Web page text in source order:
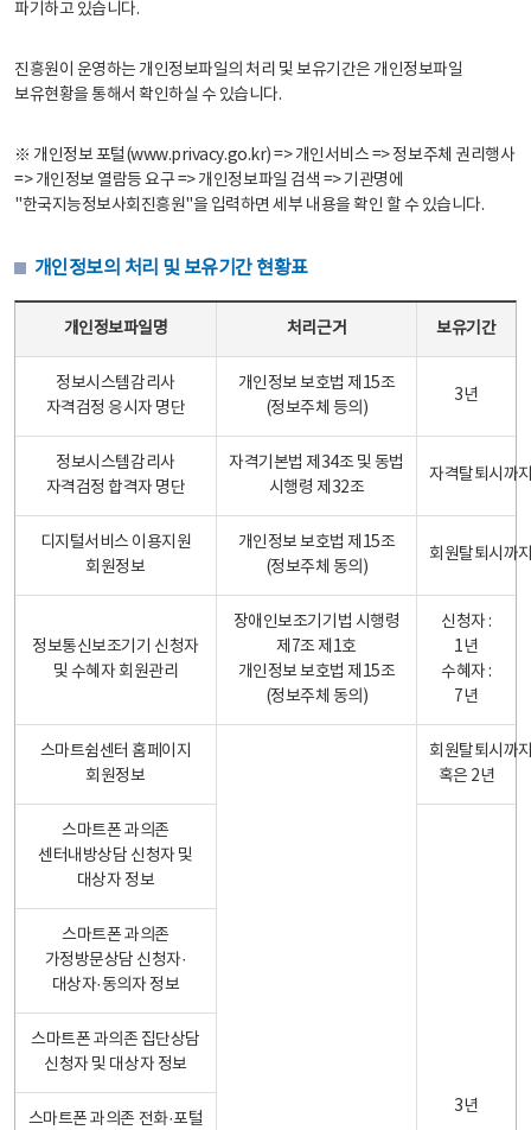
파기하고 있습니다.
진흥원이 운영하는 개인정보파일의 처리 및 보유기간은 개인정보파일
보유현황을 통해서 확인하실 수 있습니다.
※ 개인정보 포털(www.privacy.go.kr) => 개인서비스 => 정보주체 권리행사
=> 개인정보 열람등 요구 => 개인정보파일 검색 => 기관명에
"한국지능정보사회진흥원"을 입력하면 세부 내용을 확인 할 수 있습니다.
개인정보의 처리 및 보유기간 현황표
개인정보파일명 처리근거 보유기간
정보시스템감리사
자격검정 응시자 명단
개인정보 보호법 제15조
(정보주체 등의)
3년
정보시스템감리사
자격검정 합격자 명단
자격기본법 제34조 및 동법
시행령 제32조
자격탈퇴시까
디지털서비스 이용지원
회원정보
개인정보 보호법 제15조
(정보주체 동의)
회원탈퇴시까
정보통신보조기기 신청자
및 수혜자 회원관리
장애인보조기기법 시행령
제7조 제1호
개인정보 보호법 제15조
(정보주체 동의)
신청자 :
1년
수혜자 :
7년
스마트쉼센터 홈페이지
회원정보
회원탈퇴시까
혹은 2년
스마트폰 과의존
센터내방상담 신청자 및
대상자 정보
3년
스마트폰 과의존
가정방문상담 신청자·
대상자·동의자 정보
스마트폰 과의존 집단상담
신청자 및 대상자 정보
스마트폰 과의존 전화·포털